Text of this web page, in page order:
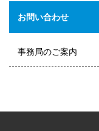
お問い合わせ
事務局のご案内